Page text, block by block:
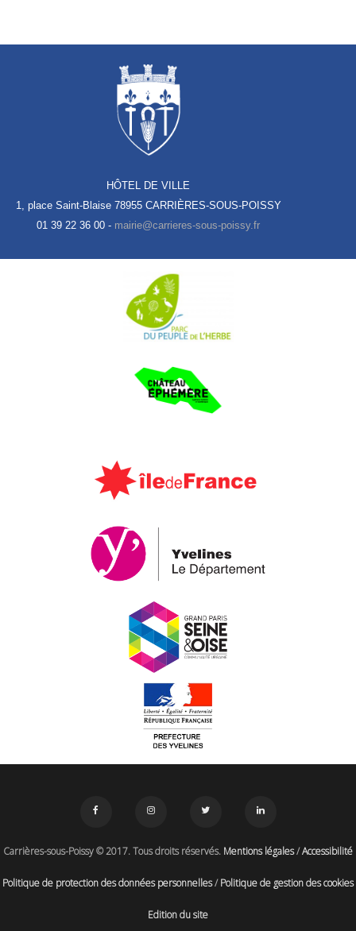
HÔTEL DE VILLE
1, place Saint-Blaise 78955 CARRIÈRES-SOUS-POISSY
01 39 22 36 00 -
Carrières-sous-Poissy © 2017. Tous droits réservés. Mentions légales/Accessibilité
Politique de protection des données personnelles/Politique de gestion des cookies
Edition du site